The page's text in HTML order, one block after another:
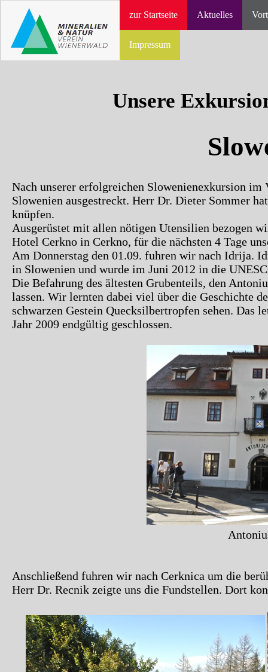
zur Startseite Aktuelles
Impressum
Unsere
Nach unserer erfolgreichen Slowenienexkursion im
Slowenien ausgestreckt. Herr Dr. Dieter Sommer
knüpfen.
Ausgerüstet mit allen nötigen Utensilien bezogen
Hotel Cerkno in Cerkno, für die nächsten 4 Tage
Am Donnerstag den 01.09. fuhren wir nach Idrija.
in Slowenien und wurde im Juni 2012 in die
Die Befahrung des ältesten Grubenteils, den
lassen. Wir lernten dabei viel über die Geschichte
schwarzen Gestein Quecksilbertropfen sehen. Das
Jahr 2009 endgültig geschlossen.
Anschließend fuhren wir nach Cerknica um die
Herr Dr. Recnik zeigte uns die Fundstellen. Dort